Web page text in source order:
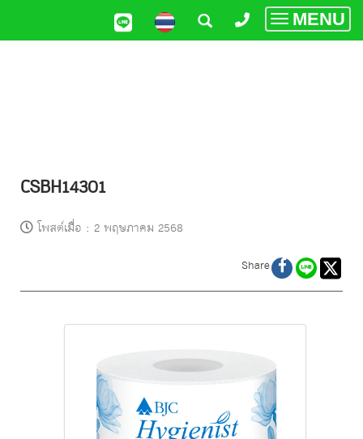
Toggle
MENU
CSBH14301
โพสต์เมื่อ : 2 พฤษภาคม 2568
Share